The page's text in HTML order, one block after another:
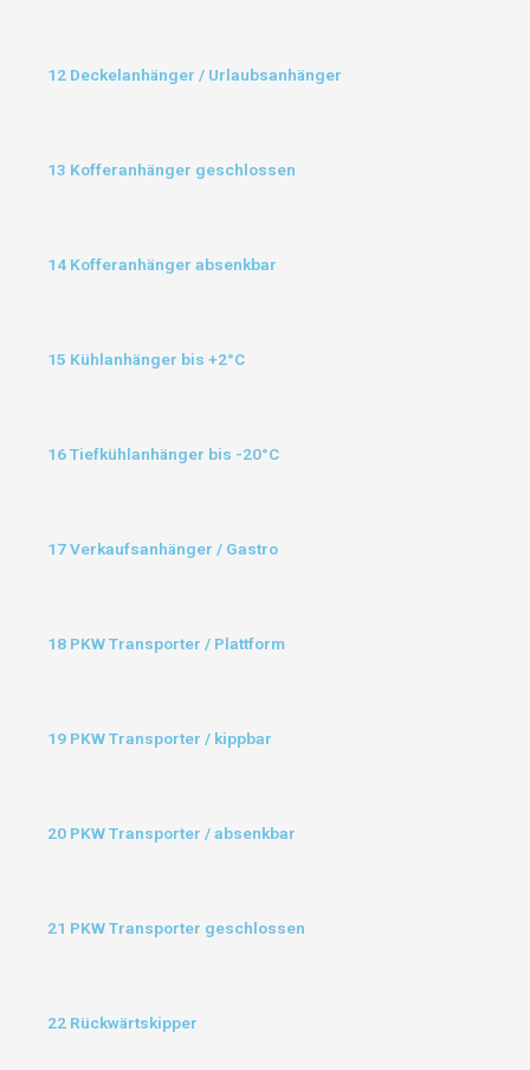
12 Deckelanhänger / Urlaubsanhänger
13 Kofferanhänger geschlossen
14 Kofferanhänger absenkbar
15 Kühlanhänger bis +2°C
16 Tiefkühlanhänger bis -20°C
17 Verkaufsanhänger / Gastro
18 PKW Transporter / Plattform
19 PKW Transporter / kippbar
20 PKW Transporter / absenkbar
21 PKW Transporter geschlossen
22 Rückwärtskipper